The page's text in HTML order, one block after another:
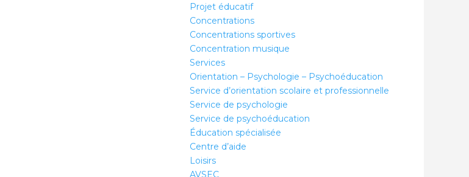
Projet éducatif
Concentrations
Concentrations sportives
Concentration musique
Services
Orientation – Psychologie – Psychoéducation
Service d’orientation scolaire et professionnelle
Service de psychologie
Service de psychoéducation
Éducation spécialisée
Centre d’aide
Loisirs
AVSEC